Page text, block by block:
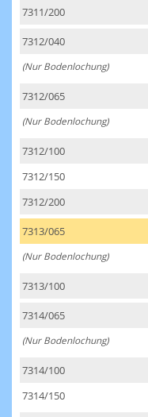
7311/200
7312/040
(Nur Bodenlochung)
7312/065
(Nur Bodenlochung)
7312/100
7312/150
7312/200
7313/065
(Nur Bodenlochung)
7313/100
7314/065
(Nur Bodenlochung)
7314/100
7314/150